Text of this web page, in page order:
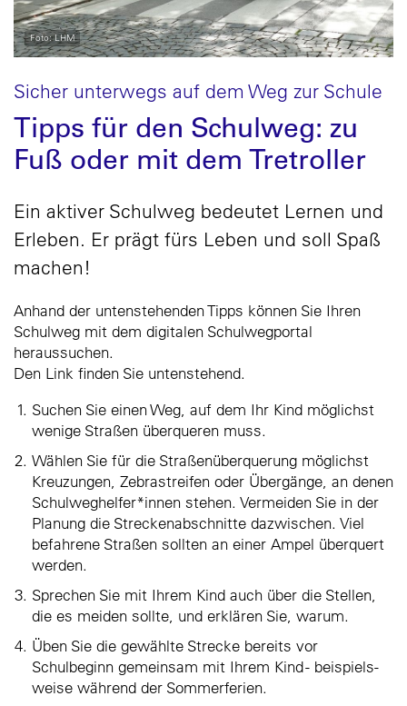
Sicher unterwegs auf dem Weg zur Schule
Tipps für den Schulweg: zu
Fuß oder mit dem Tretroller
Ein aktiver Schulweg bedeutet Lernen und
Erleben. Er prägt fürs Leben und soll Spaß
machen!
Foto: LHM
Anhand der untenstehenden Tipps können Sie Ihren
Schulweg mit dem digitalen Schulwegportal
heraussuchen.
Den Link finden Sie untenstehend.
Suchen Sie einen Weg, auf dem Ihr Kind möglichst
wenige Straßen überqueren muss.
Wählen Sie für die Straßenüberquerung möglichst
Kreuzungen, Zebrastreifen oder Übergänge, an denen
Schulweghelfer*innen stehen. Vermeiden Sie in der
Planung die Streckenabschnitte dazwischen. Viel
befahrene Straßen sollten an einer Ampel überquert
werden.
Sprechen Sie mit Ihrem Kind auch über die Stellen,
die es meiden sollte, und erklären Sie, warum.
Üben Sie die gewählte Strecke bereits vor
Schulbeginn gemeinsam mit Ihrem Kind - beispiels­
weise während der Sommerferien.